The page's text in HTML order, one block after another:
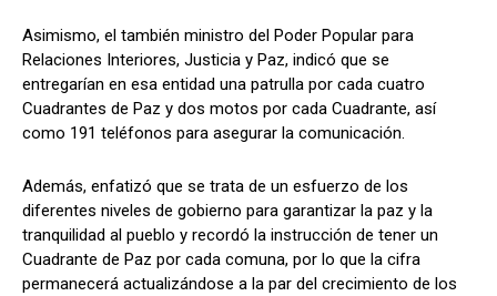
Asimismo, el también ministro del Poder Popular para
Relaciones Interiores, Justicia y Paz, indicó que se
entregarían en esa entidad una patrulla por cada cuatro
Cuadrantes de Paz y dos motos por cada Cuadrante, así
como 191 teléfonos para asegurar la comunicación.
Además, enfatizó que se trata de un esfuerzo de los
diferentes niveles de gobierno para garantizar la paz y la
tranquilidad al pueblo y recordó la instrucción de tener un
Cuadrante de Paz por cada comuna, por lo que la cifra
permanecerá actualizándose a la par del crecimiento de los